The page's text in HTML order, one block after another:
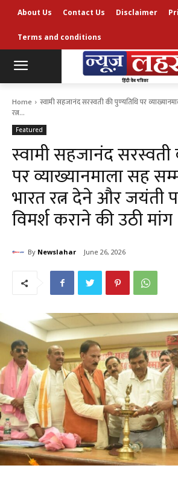
About Us Contact Us Disclaimer
Terms and conditions
Home
स्वामी सहजानंद सरस्वती की पुण्यतिथि पर
रत्न...
Featured
स्वामी सहजानंद सरस्वती
पर व्याख्यानमाला सह
भारत रत्न देने और जयंती
विमर्श कराने की उठी मांग
By Newslahar June 26, 2026